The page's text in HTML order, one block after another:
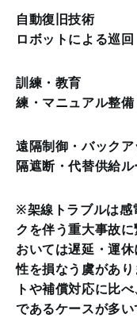
自動復旧技
ロボットによる巡
訓練・教
練・マニュアル整
遠隔制御・バッ
隔遮断・代替供給
※架線トラブルは感
クを伴う重大事故
おいては遅延・運
性を損なう虞があ
トや補償対応に比
であるケースが多い